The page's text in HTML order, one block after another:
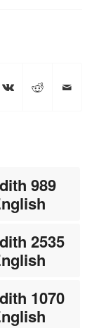
989
2535
1070